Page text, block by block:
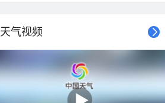
天气视频